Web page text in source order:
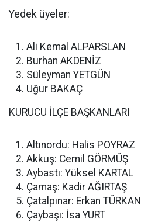
Yedek üyeler:
Ali Kemal ALPARSLAN
Burhan AKDENİZ
Süleyman YETGÜN
Uğur BAKAÇ
KURUCU İLÇE BAŞKANLARI
Altınordu: Halis POYRAZ
Akkuş: Cemil GÖRMÜŞ
Aybastı: Yüksel KARTAL
Çamaş: Kadir AĞIRTAŞ
Çatalpınar: Erkan TÜRKAN
Çaybaşı: İsa YURT